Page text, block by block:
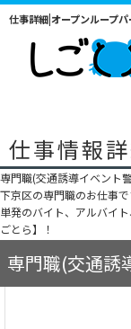
仕事詳細|オープンループ
仕事情報
専門職(交通誘導イベント
下京区の専門職のお仕事
単発のバイト、アルバイ
ごとら】！
専門職(交通誘